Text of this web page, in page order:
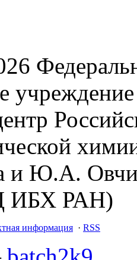
Ю.А.
ИБХ РАН)
информация · RSS